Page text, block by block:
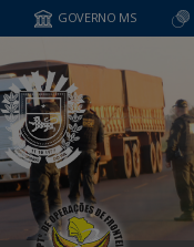
GOVERNO MS